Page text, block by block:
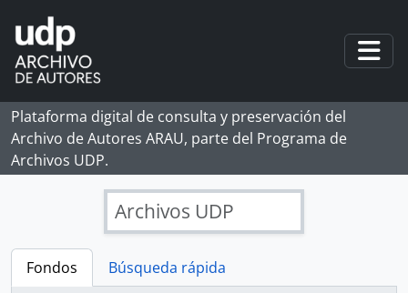
Skip to main content
Plataforma digital de consulta y preservación del
Archivo de Autores ARAU, parte del Programa de
Archivos UDP.
Archivos UDP
Fondos
Búsqueda rápida